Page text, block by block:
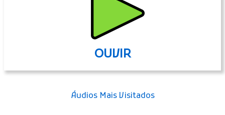
OUVIR
Áudios Mais Visitados